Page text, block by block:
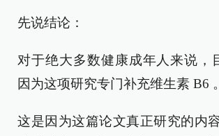
先说结论：
对于绝大多数健康成年人来说，
因为这项研究专门补充维生素 B6 。
这是因为这篇论文真正研究的内